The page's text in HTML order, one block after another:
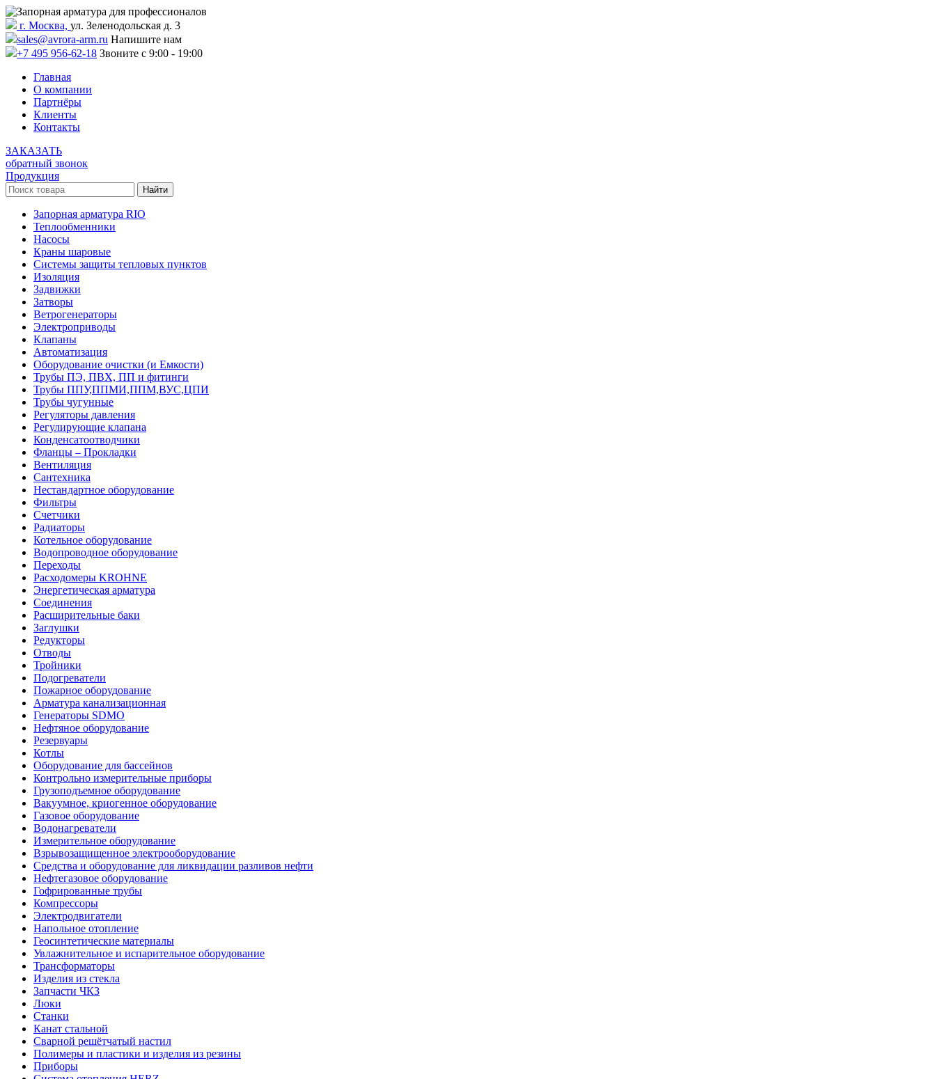
г. Москва, ул. Зеленодольская д. 3
sales@avrora-arm.ru Напишите нам
+7 495 956-62-18 Звоните с 9:00 - 19:00
Главная
О компании
Партнёры
Клиенты
Контакты
ЗАКАЗАТЬ
обратный звонок
Продукция
Запорная арматура RIO
Теплообменники
Насосы
Краны шаровые
Системы защиты тепловых пунктов
Изоляция
Задвижки
Затворы
Ветрогенераторы
Электроприводы
Клапаны
Автоматизация
Оборудование очистки (и Емкости)
Трубы ПЭ, ПВХ, ПП и фитинги
Трубы ППУ,ППМИ,ППМ,ВУС,ЦПИ
Трубы чугунные
Регуляторы давления
Регулирующие клапана
Конденсатоотводчики
Фланцы – Прокладки
Вентиляция
Сантехника
Нестандартное оборудование
Фильтры
Счетчики
Радиаторы
Котельное оборудование
Водопроводное оборудование
Переходы
Расходомеры KROHNE
Энергетическая арматура
Соединения
Расширительные баки
Заглушки
Редукторы
Отводы
Тройники
Подогреватели
Пожарное оборудование
Арматура канализационная
Генераторы SDMO
Нефтяное оборудование
Резервуары
Котлы
Оборудование для бассейнов
Контрольно измерительные приборы
Грузоподъемное оборудование
Вакуумное, криогенное оборудование
Газовое оборудование
Водонагреватели
Измерительное оборудование
Взрывозащищенное электрооборудование
Средства и оборудование для ликвидации разливов нефти
Нефтегазовое оборудование
Гофрированные трубы
Компрессоры
Электродвигатели
Напольное отопление
Геосинтетические материалы
Увлажнительное и испарительное оборудование
Трансформаторы
Изделия из стекла
Запчасти ЧКЗ
Люки
Станки
Канат стальной
Сварной решётчатый настил
Полимеры и пластики и изделия из резины
Приборы